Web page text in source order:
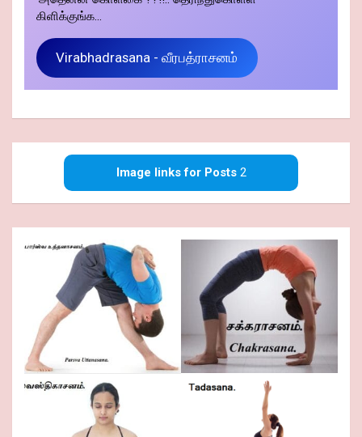
கிளிக்குங்க...
Virabhadrasana - வீரபத்ராசனம்
Image links for Posts2